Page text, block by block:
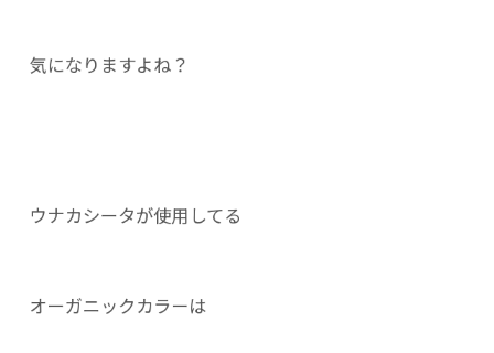
気になりますよね？
ウナカシータが使用してる
オーガニックカラーは